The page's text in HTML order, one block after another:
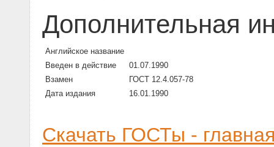
Дополнительная
Английское название
Введен в действие
01.07.1990
Взамен
ГОСТ 12.4.057-78
Дата издания
16.01.1990
Скачать ГОСТы -